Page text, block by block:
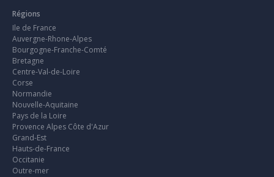
Régions
Ile de France
Auvergne-Rhone-Alpes
Bourgogne-Franche-Comté
Bretagne
Centre-Val-de-Loire
Corse
Normandie
Nouvelle-Aquitaine
Pays de la Loire
Provence Alpes Côte d'Azur
Grand-Est
Hauts-de-France
Occitanie
Outre-mer